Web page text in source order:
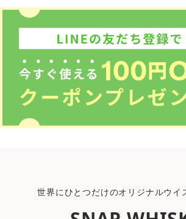
世界にひとつだけのオリジナルウイ